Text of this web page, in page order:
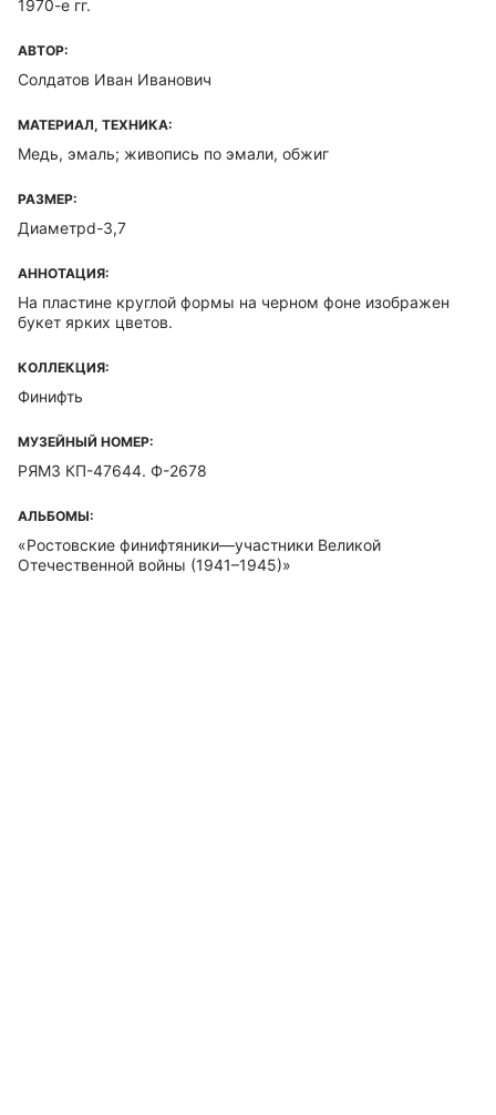
1970-е гг.
АВТОР:
Солдатов Иван Иванович
МАТЕРИАЛ, ТЕХНИКА:
Медь, эмаль; живопись по эмали, обжиг
РАЗМЕР:
Диаметрd-3,7
АННОТАЦИЯ:
На пластине круглой формы на черном фоне изображен
букет ярких цветов.
КОЛЛЕКЦИЯ:
Финифть
МУЗЕЙНЫЙ НОМЕР:
РЯМЗ КП-47644. Ф-2678
АЛЬБОМЫ:
«Ростовские финифтяники—участники Великой
Отечественной войны (1941–1945)»